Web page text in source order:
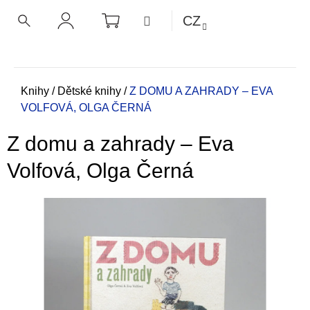
NÁKUPNÍ
KOŠÍK MENUCZ
Domů
Knihy / Dětské knihy / Z DOMU A ZAHRADY – EVA
VOLFOVÁ, OLGA ČERNÁ
Z domu a zahrady – Eva
Volfová, Olga Černá
ZPĚT
ZPĚT
o
p
t
ř
e